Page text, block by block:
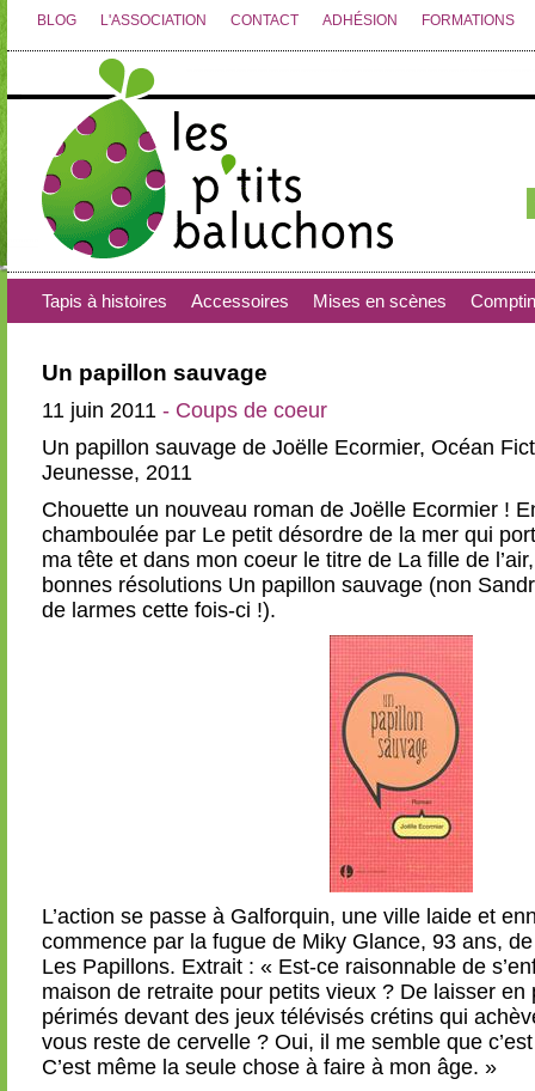
BLOG L'ASSOCIATION CONTACT ADHÉSION FORMATIONS
Tapis à histoires Accessoires Mises en scènes
Un papillon sauvage
11 juin 2011 - Coups de coeur
Un papillon sauvage de Joëlle Ecormier, Océan
Jeunesse, 2011
Chouette un nouveau roman de Joëlle Ecormier !
chamboulée par Le petit désordre de la mer qui
ma tête et dans mon coeur le titre de La fille de
bonnes résolutions Un papillon sauvage (non
de larmes cette fois-ci !).
L’action se passe à Galforquin, une ville laide et
commence par la fugue de Miky Glance, 93 ans,
Les Papillons. Extrait : « Est-ce raisonnable de
maison de retraite pour petits vieux ? De laisser en
périmés devant des jeux télévisés crétins qui
vous reste de cervelle ? Oui, il me semble que
C’est même la seule chose à faire à mon âge. »